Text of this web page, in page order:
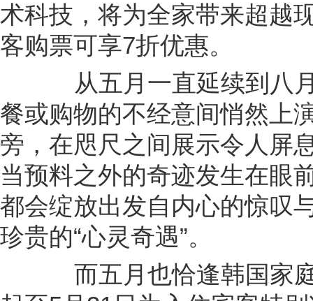
术科技，将为全家带来超越
客购票可享7折优惠。
从五月一直延续到八
餐或购物的不经意间悄然上
旁，在咫尺之间展示令人屏
当预料之外的奇迹发生在眼
都会绽放出发自内心的惊
珍贵的“心灵奇遇”。
而五月也恰逢韩国家庭